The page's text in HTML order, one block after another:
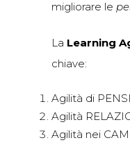
migliorare le
La Learning
chiave:
Agilità di
Agilità
Agilità nei